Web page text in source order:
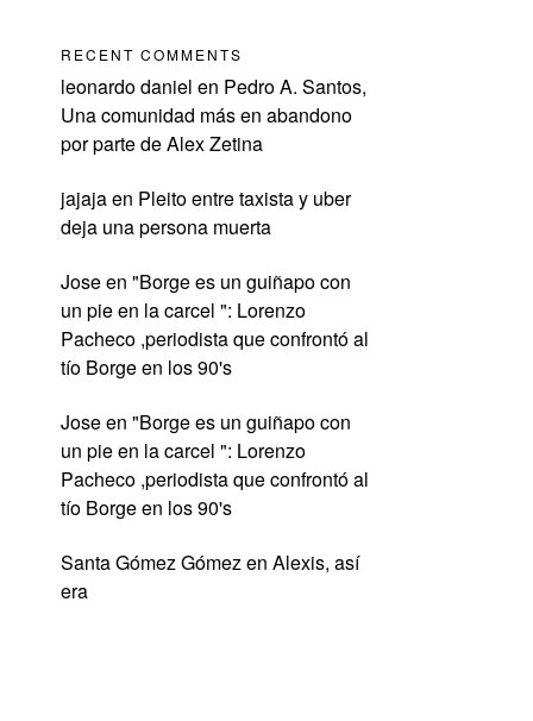
RECENT COMMENTS
leonardo daniel en Pedro A. Santos,
Una comunidad más en abandono
por parte de Alex Zetina
jajajaen Pleito entre taxista y uber
deja una persona muerta
Joseen "Borge es un guiñapo con
un pie en la carcel ": Lorenzo
Pacheco ,periodista que confrontó al
tío Borge en los 90's
Joseen "Borge es un guiñapo con
un pie en la carcel ": Lorenzo
Pacheco ,periodista que confrontó al
tío Borge en los 90's
Santa Gómez Gómezen Alexis, así
era